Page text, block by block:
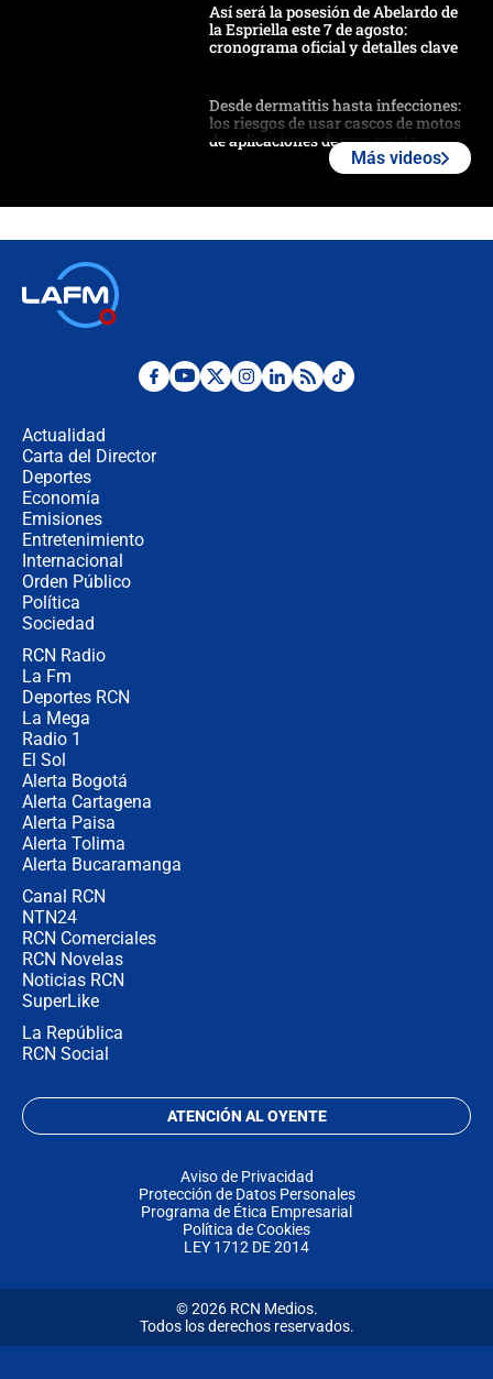
Así será la posesión de Abelardo de
la Espriella este 7 de agosto:
cronograma oficial y detalles clave
Desde dermatitis hasta infecciones:
los riesgos de usar cascos de motos
de aplicaciones de transporte
Posesión de Abelardo De La Espriella
Más videos
Actualidad
Carta del Director
Deportes
Economía
Emisiones
Entretenimiento
Internacional
Orden Público
Política
Sociedad
RCN Radio
La Fm
Deportes RCN
La Mega
Radio 1
El Sol
Alerta Bogotá
Alerta Cartagena
Alerta Paisa
Alerta Tolima
Alerta Bucaramanga
Canal RCN
NTN24
RCN Comerciales
RCN Novelas
Noticias RCN
SuperLike
La República
RCN Social
ATENCIÓN AL OYENTE
Aviso de Privacidad
Protección de Datos Personales
Programa de Ética Empresarial
Política de Cookies
LEY 1712 DE 2014
© 2026 RCN Medios.
Todos los derechos reservados.